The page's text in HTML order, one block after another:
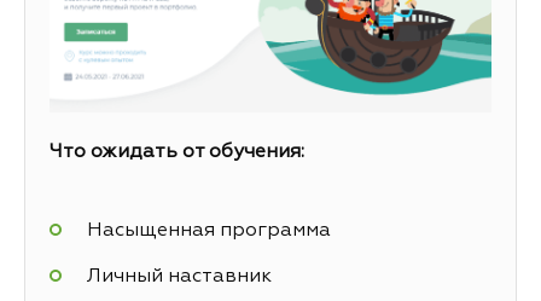
Что ожидать от обучения:
Насыщенная программа
Личный наставник